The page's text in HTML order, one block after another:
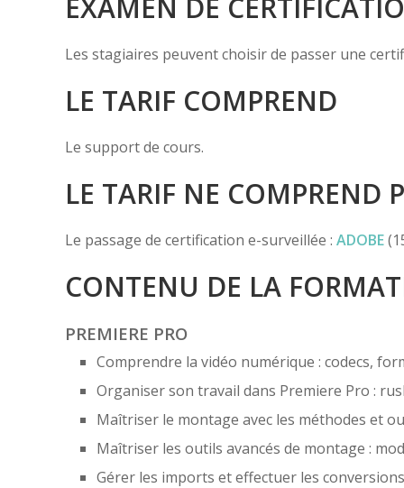
EXAMEN DE
Les stagiaires peuvent choisir de passer une
LE TARIF COMPREND
Le support de cours.
LE TARIF NE COMPREND
Le passage de certification e-surveillée : ADOBE
CONTENU DE LA
PREMIERE PRO
Comprendre la vidéo numérique : codecs,
Organiser son travail dans Premiere Pro :
Maîtriser le montage avec les méthodes et
Maîtriser les outils avancés de montage :
Gérer les imports et effectuer les conversions